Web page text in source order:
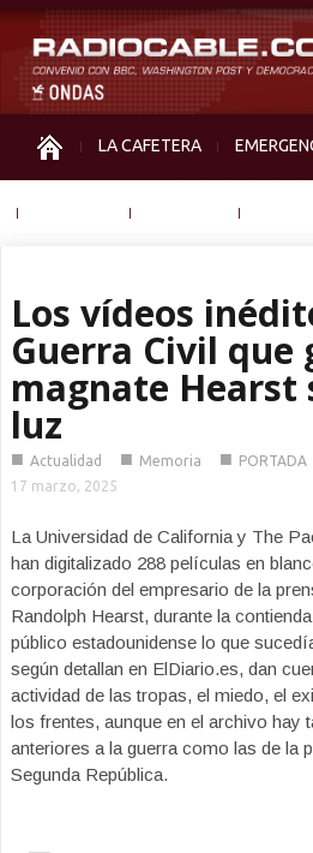
LA CAFETERA
Los vídeos
Guerra Civil que
magnate Hearst
luz
■ Actualidad ■ Memoria ■ PORTADA
17 marzo, 2025
La Universidad de California y The
han digitalizado 288 películas en
corporación del empresario de la
Randolph Hearst, durante la
público estadounidense lo que
según detallan en ElDiario.es, dan
actividad de las tropas, el miedo, el
los frentes, aunque en el archivo hay
anteriores a la guerra como las de la
Segunda República.